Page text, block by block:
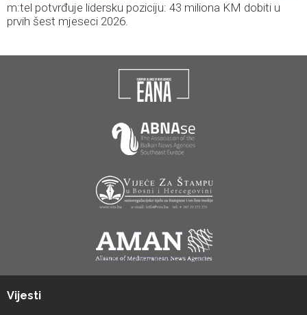
m:tel potvrđuje lidersku poziciju: 43 miliona KM dobiti u
prvih šest mjeseci 2026.
Vijesti